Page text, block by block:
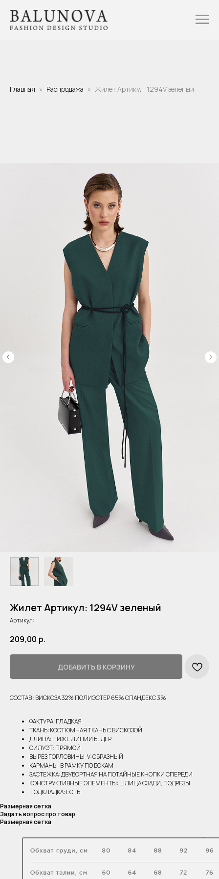
Главная Распродажа Жилет Артикул: 1294V зеленый
Жилет Артикул: 1294V зеленый
Артикул:
209,00 р.
ДОБАВИТЬ В КОРЗИНУ
СОСТАВ : ВИСКОЗА 32% ПОЛИЭСТЕР 65% СПАНДЕКС 3%
ФАКТУРА: ГЛАДКАЯ
ТКАНЬ: КОСТЮМНАЯ ТКАНЬ С ВИСКОЗОЙ
ДЛИНА: НИЖЕ ЛИНИИ БЕДЕР
СИЛУЭТ: ПРЯМОЙ
ВЫРЕЗ ГОРЛОВИНЫ: V-ОБРАЗНЫЙ
КАРМАНЫ: В РАМКУ ПО БОКАМ
ЗАСТЕЖКА: ДВУБОРТНАЯ НА ПОТАЙНЫЕ КНОПКИ СПЕРЕДИ
КОНСТРУКТИВНЫЕ ЭЛЕМЕНТЫ: ШЛИЦА СЗАДИ, ПОДРЕЗЫ
ПОДКЛАДКА: ЕСТЬ
Размерная сетка
Задать вопрос про товар
Размерная сетка